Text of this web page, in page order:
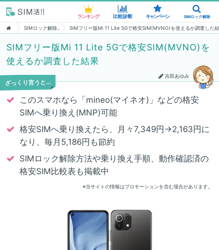
ランキング 比較診断 キャンペーン SIMロック解除
SIMロック解除 SIMフリー版Mi 11 Lite 5Gで格安SIM(MVNO)を使えるか調査した
SIMフリー版Mi 11 Lite 5Gで格安SIM(MVNO)を
使えるか調査した結果
吉田あゆみ
ざっくり言うと…
このスマホなら「mineo(マイネオ)」などの格安
SIMへ乗り換え(MNP)可能
格安SIMへ乗り換えたら、月々7,349円→2,163円に
なり、毎月5,186円も節約
SIMロック解除方法や乗り換え手順、動作確認済の
格安SIM比較表も掲載中
※当サイトの情報はプロモーションを含む場合があります。
ランキング 比較診断 キャンペーン SIMロック解除